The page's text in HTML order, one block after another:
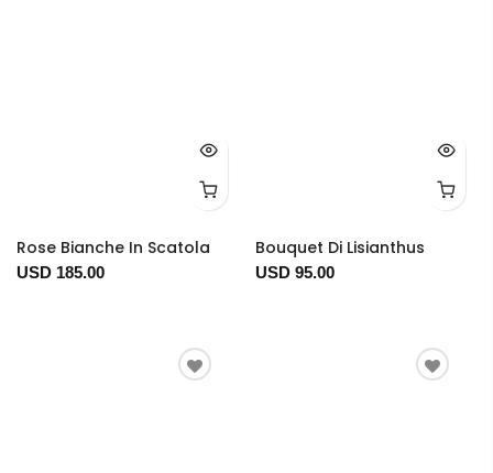
Rose Bianche In Scatola
USD 185.00
Bouquet Di Lisianthus
USD 95.00